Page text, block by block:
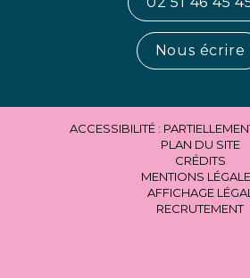
Nous écrire
ACCESSIBILITÉ :
PLAN DU SITE
CRÉDITS
MENTIONS
AFFICHAGE LÉGAL
RECRUTEMENT